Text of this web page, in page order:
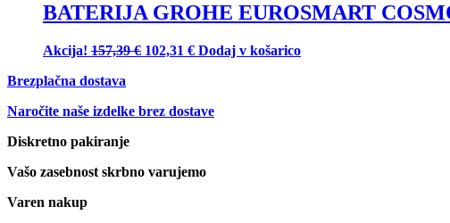
BATERIJA GROHE EUROSMART
Akcija! 157,39€ Izvirna
157,39 €.
102,31 €Trenutna
Dodaj v košarico
Brezplačna dostava
Naročite naše izdelke brez dostave
Diskretno pakiranje
Vašo zasebnost skrbno varujemo
Varen nakup